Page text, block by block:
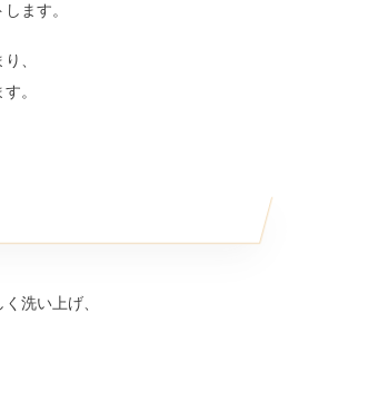
ます。
、
。
洗い上げ、